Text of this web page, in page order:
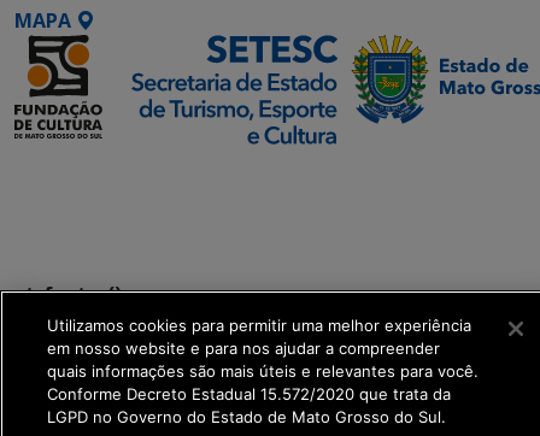
MAPA
get_footer();
Utilizamos cookies para permitir uma melhor experiência
em nosso website e para nos ajudar a compreender
quais informações são mais úteis e relevantes para você.
Conforme Decreto Estadual 15.572/2020 que trata da
LGPD no Governo do Estado de Mato Grosso do Sul.